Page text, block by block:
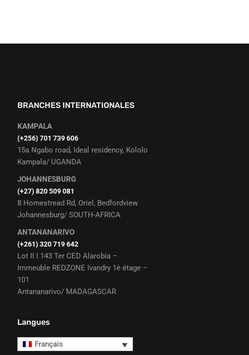
BRANCHES INTERNATIONALES
KAMPALA
(+256) 701 739 606
15a Ngabo road, Ideal residency, Kololo
Kampala/ UGANDA
JOHANNESBURG
(+27) 820 509 081
8 Homestread Rd, Oriel, Bedfordview
Johannesburg/ SOUTH-AFRICA
ANTANANARIVO
(+261) 320 719 642
Lot II I 143 Ter CED Alarobia –
Immeuble REDZONE Ivandry 1è étage –
101
Antananarivo/ MADAGASCAR
Langues
Français